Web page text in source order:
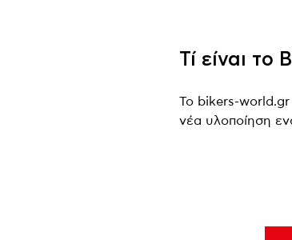
Τί είναι το
To bikers-world.gr
νέα υλοποίηση